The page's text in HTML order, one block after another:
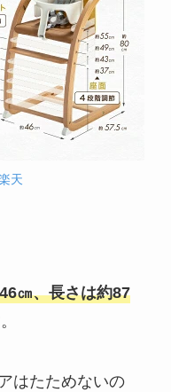
天
㎝、長さは約87
はたためないの